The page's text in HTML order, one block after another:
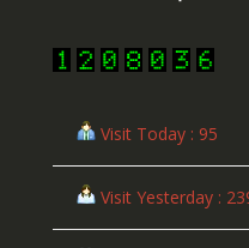
Visit Today : 95
Visit Yesterday :